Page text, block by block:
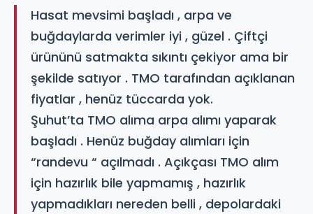
Hasat mevsimi başladı , arpa ve
buğdaylarda verimler iyi , güzel . Çiftçi
ürününü satmakta sıkıntı çekiyor ama bir
şekilde satıyor . TMO tarafından açıklanan
fiyatlar , henüz tüccarda yok.
Şuhut’ta TMO alıma arpa alımı yaparak
başladı . Henüz buğday alımları için
“randevu “ açılmadı . Açıkçası TMO alım
için hazırlık bile yapmamış , hazırlık
yapmadıkları nereden belli , depolardaki